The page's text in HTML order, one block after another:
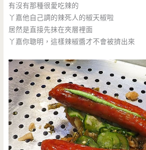
有沒有那種很愛吃辣的
丫嘉他自己調的辣死人的椒天椒啦
居然是直接先抹在夾層裡面
丫嘉你聰明，這樣辣椒醬才不會被擠出來